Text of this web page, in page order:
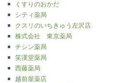
くすりのおかだ
シティ薬局
クスリのいちきゅう左沢店
株式会社 東京薬局
チシン薬局
笑漢堂薬局
西藤薬局
越前屋薬店